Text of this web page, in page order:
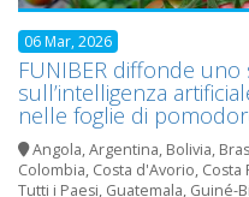
06 Mar, 2026
FUNIBER diffonde
sull’intelligenza
nelle foglie di
Angola,Argentina, Bolivia,
Colombia, Costa d'Avorio, Costa
Tutti i Paesi, Guatemala, Guiné-